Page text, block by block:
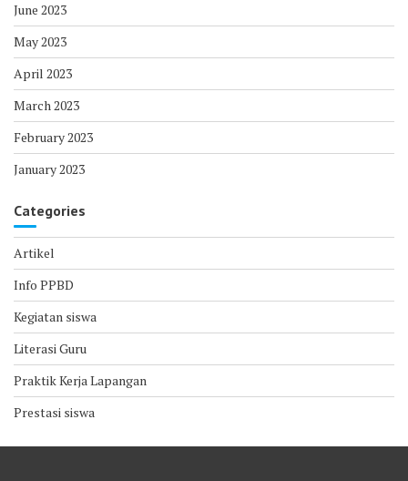
June 2023
May 2023
April 2023
March 2023
February 2023
January 2023
Categories
Artikel
Info PPBD
Kegiatan siswa
Literasi Guru
Praktik Kerja Lapangan
Prestasi siswa